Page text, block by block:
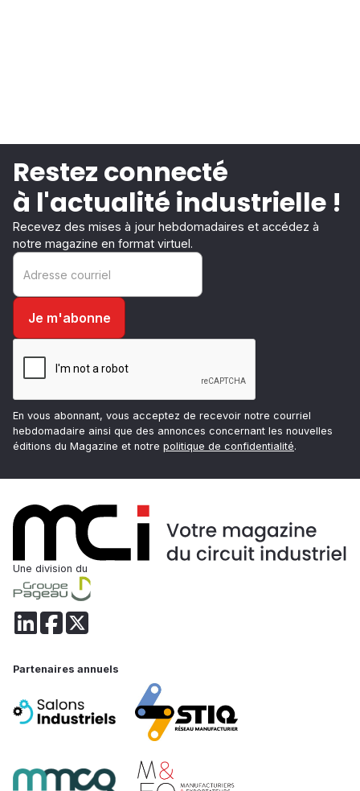
Restez connecté
à l'actualité industrielle !
Recevez des mises à jour hebdomadaires et accédez à
notre magazine en format virtuel.
En vous abonnant, vous acceptez de recevoir notre courriel
hebdomadaire ainsi que des annonces concernant les nouvelles
éditions du Magazine et notre politique de confidentialité.
Une division du
Partenaires annuels